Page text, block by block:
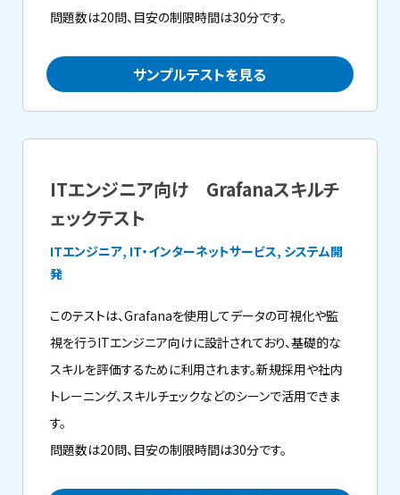
問題数は20問、目安の制限時間は30分です。
サンプルテストを見る
ITエンジニア向け Grafanaスキルチ
ェックテスト
ITエンジニア, IT・インターネットサービス, システム開
発
このテストは、Grafanaを使用してデータの可視化や監
視を行うITエンジニア向けに設計されており、基礎的な
スキルを評価するために利用されます。新規採用や社内
トレーニング、スキルチェックなどのシーンで活用できま
す。
問題数は20問、目安の制限時間は30分です。